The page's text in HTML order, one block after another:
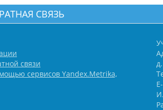
СВЯЗЬ
связи
сервисов Yandex.Metrika,